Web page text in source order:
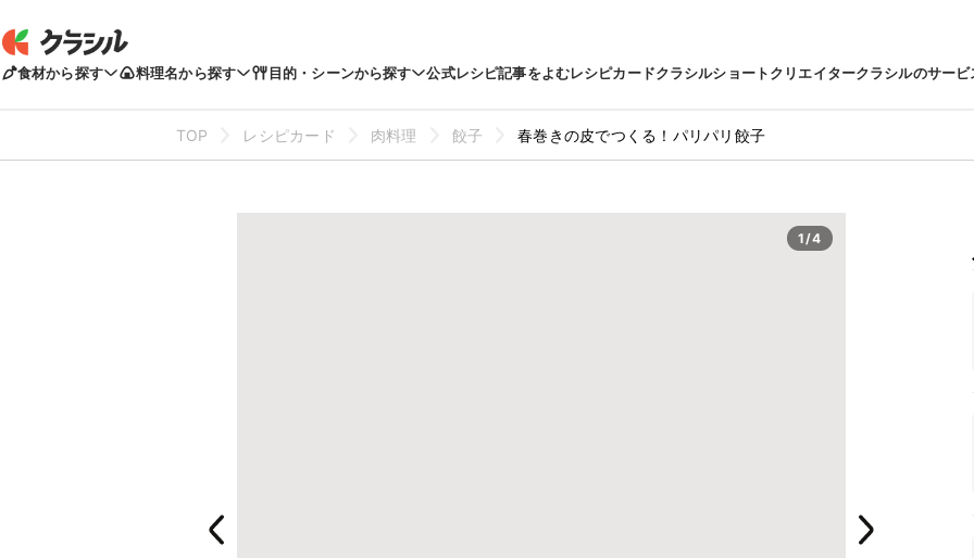
食材から探す 料理名から探す 目的・シーンから探す 公式レシピ記事をよむレシピカードクラシルショートクリエイタークラシルのサービ
TOP レシピカード 肉料理 餃子 春巻きの皮でつくる！パリパリ餃子
1/4